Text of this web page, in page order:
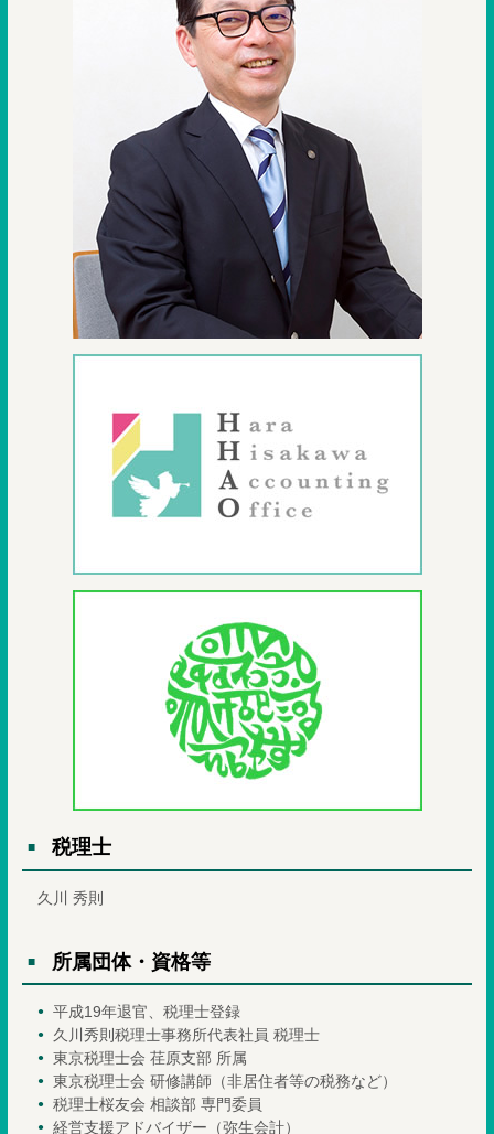
税理士
久川 秀則
所属団体・資格等
平成19年退官、税理士登録
久川秀則税理士事務所代表社員 税理士
東京税理士会 荏原支部 所属
東京税理士会 研修講師（非居住者等の税務など）
税理士桜友会 相談部 専門委員
経営支援アドバイザー（弥生会計）